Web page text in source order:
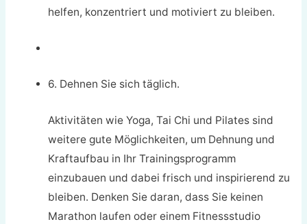
helfen, konzentriert und motiviert zu bleiben.
6. Dehnen Sie sich täglich.
Aktivitäten wie Yoga, Tai Chi und Pilates sind
weitere gute Möglichkeiten, um Dehnung und
Kraftaufbau in Ihr Trainingsprogramm
einzubauen und dabei frisch und inspirierend zu
bleiben. Denken Sie daran, dass Sie keinen
Marathon laufen oder einem Fitnessstudio